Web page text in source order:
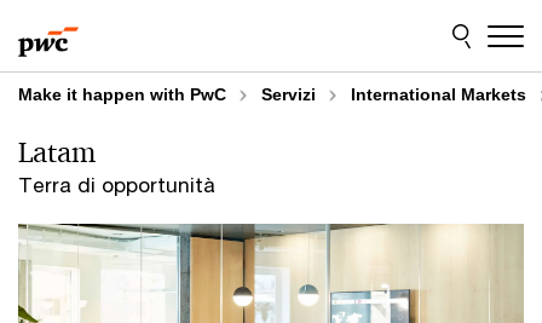
to
content
to
footer
Make it happen with PwC Servizi International Markets
Terra di opportunità
Latam